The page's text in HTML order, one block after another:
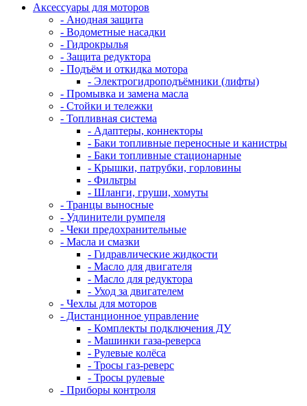
Аксессуары для моторов
- Анодная защита
- Водометные насадки
- Гидрокрылья
- Защита редуктора
- Подъём и откидка мотора
- Электрогидроподъёмники (лифты)
- Промывка и замена масла
- Стойки и тележки
- Топливная система
- Адаптеры, коннекторы
- Баки топливные переносные и канистры
- Баки топливные стационарные
- Крышки, патрубки, горловины
- Фильтры
- Шланги, груши, хомуты
- Транцы выносные
- Удлинители румпеля
- Чеки предохранительные
- Масла и смазки
- Гидравлические жидкости
- Масло для двигателя
- Масло для редуктора
- Уход за двигателем
- Чехлы для моторов
- Дистанционное управление
- Комплекты подключения ДУ
- Машинки газа-реверса
- Рулевые колёса
- Тросы газ-реверс
- Тросы рулевые
- Приборы контроля